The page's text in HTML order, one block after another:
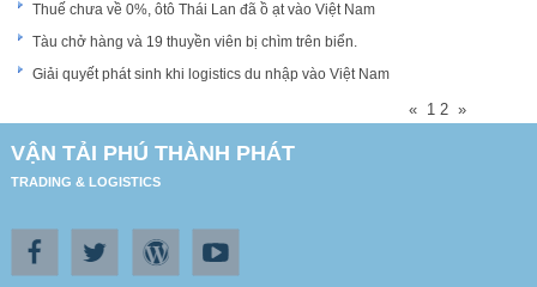
Thuế chưa về 0%, ôtô Thái Lan đã ồ ạt vào Việt Nam
Tàu chở hàng và 19 thuyền viên bị chìm trên biển.
Giải quyết phát sinh khi logistics du nhập vào Việt Nam
« 1 2 »
VẬN TẢI PHÚ THÀNH PHÁT
TRADING & LOGISTICS